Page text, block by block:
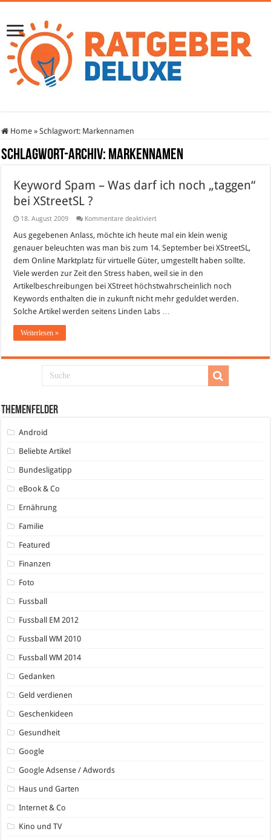
Home » Schlagwort: Markennamen
Schlagwort-Archiv: Markennamen
Keyword Spam – Was darf ich noch „taggen“
bei XStreetSL ?
18. August 2009 Kommentare deaktiviertfür
Spam
Was
darf
ich
noch
„taggen“
bei
XStreetSL
Aus gegebenen Anlass, möchte ich heute mal ein klein wenig
genauer beleuchten was man bis zum 14. September bei XStreetSL,
dem Online Marktplatz für virtuelle Güter, umgestellt haben sollte.
Viele werden zur Zeit den Stress haben, weil sie in den
Artikelbeschreibungen bei XStreet höchstwahrscheinlich noch
Keywords enthalten die in zukunft nicht mehr geduldet werden.
Solche Artikel werden seitens Linden Labs …
Weiterlesen »
Themenfelder
Android
Beliebte Artikel
Bundesligatipp
eBook & Co
Ernährung
Familie
Featured
Finanzen
Foto
Fussball
Fussball EM 2012
Fussball WM 2010
Fussball WM 2014
Gedanken
Geld verdienen
Geschenkideen
Gesundheit
Google
Google Adsense / Adwords
Haus und Garten
Internet & Co
Kino und TV